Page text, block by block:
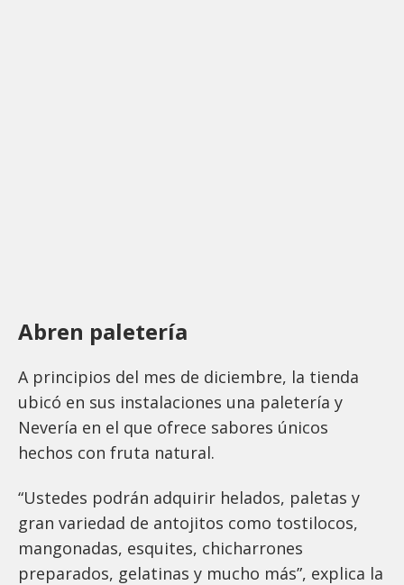
Abren paletería
A principios del mes de diciembre, la tienda
ubicó en sus instalaciones una paletería y
Nevería en el que ofrece sabores únicos
hechos con fruta natural.
“Ustedes podrán adquirir helados, paletas y
gran variedad de antojitos como tostilocos,
mangonadas, esquites, chicharrones
preparados, gelatinas y mucho más”, explica la